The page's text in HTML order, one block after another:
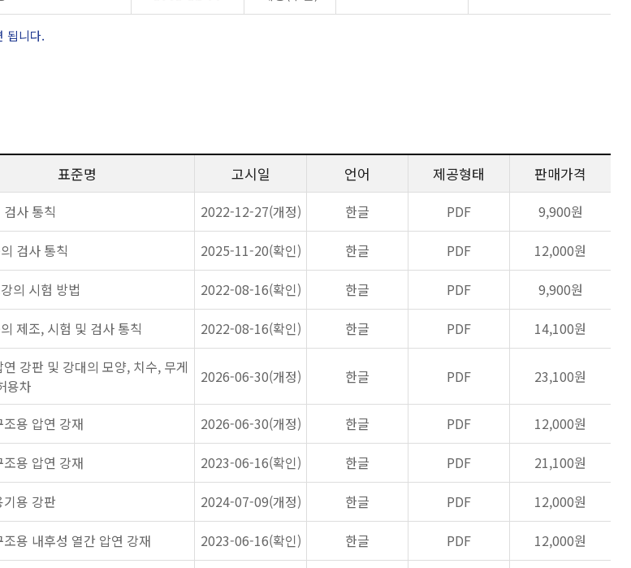
됩니다.
표준명 고시일 언어 제공형태 판매가격
사 통칙 2022-12-27(개정) 한글 PDF
9,900원
검사 통칙 2025-11-20(확인) 한글 PDF
12,000원
의 시험 방법 2022-08-16(확인) 한글 PDF
9,900원
제조, 시험 및 검사 통칙 2022-08-16(확인) 한글 PDF 14,100원
연 강판 및 강대의 모양, 치수, 무게
용차
2026-06-30(개정) 한글 PDF 23,100원
조용 압연 강재 2026-06-30(개정) 한글 PDF
12,000원
용 압연 강재 2023-06-16(확인) 한글 PDF
21,100원
기용 강판 2024-07-09(개정) 한글 PDF
12,000원
용 내후성 열간 압연 강재 2023-06-16(확인) 한글 PDF 12,000원